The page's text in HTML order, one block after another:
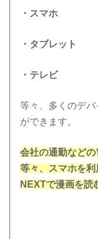
・スマホ
・タブレット
・テレビ
等々、多くのデ
ができます。
会社の通勤など
等々、スマホを
NEXTで漫画を読